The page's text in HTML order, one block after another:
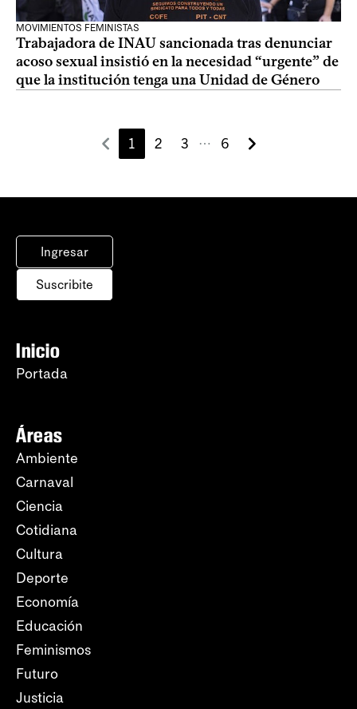
MOVIMIENTOS FEMINISTAS
Trabajadora de INAU sancionada tras denunciar
acoso sexual insistió en la necesidad “urgente” de
que la institución tenga una Unidad de Género
1 2 3 ⋯ 6
Ingresar
Suscribite
Inicio
Portada
Áreas
Ambiente
Carnaval
Ciencia
Cotidiana
Cultura
Deporte
Economía
Educación
Feminismos
Futuro
Justicia